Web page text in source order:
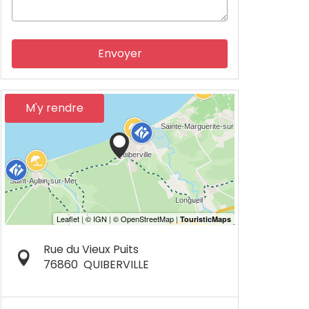
Envoyer
M'y rendre
Rue du Vieux Puits
76860 QUIBERVILLE